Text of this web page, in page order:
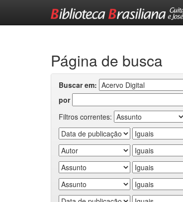
Página de busca
Buscar em:
por
Filtros correntes: